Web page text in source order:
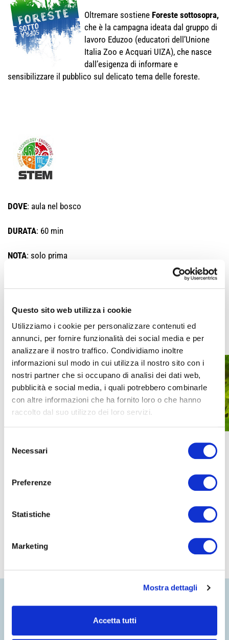
Questo sito web utilizza i cookie
Utilizziamo i cookie per personalizzare contenuti ed
annunci, per fornire funzionalità dei social media e per
analizzare il nostro traffico. Condividiamo inoltre
informazioni sul modo in cui utilizza il nostro sito con i
nostri partner che si occupano di analisi dei dati web,
pubblicità e social media, i quali potrebbero combinarle
con altre informazioni che ha fornito loro o che hanno
raccolto dal suo utilizzo dei loro servizi.
delNecessari
Preferenze
Statistiche
Marketing
Mostra dettagli
Accetta tutti
Oltremare sostiene Foreste sottosopra,
che è la campagna ideata dal gruppo di
lavoro Eduzoo (educatori dell’Unione
Italia Zoo e Acquari UIZA), che nasce
dall’esigenza di informare e
sensibilizzare il pubblico sul delicato tema delle foreste.
DOVE: aula nel bosco
DURATA: 60 min
NOTA: solo prima
Scheda insegnanti "Identikit di un albero"
(705,28 KB)
Trasformazioni geometriche
SUCC
Agenda 2030: il gioco della